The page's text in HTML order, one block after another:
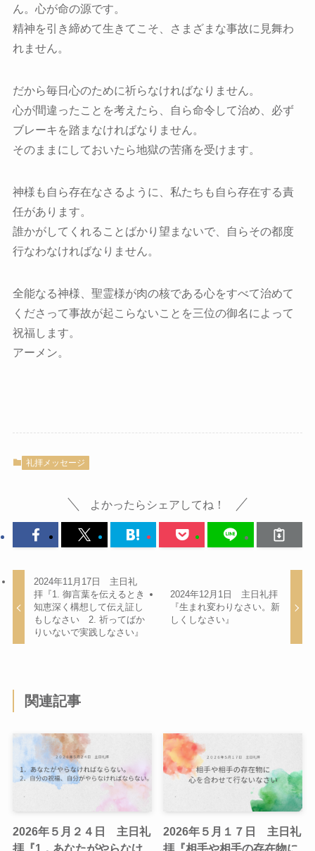
ん。心が命の源です。
精神を引き締めて生きてこそ、さまざまな事故に見舞わ
れません。
だから毎日心のために祈らなければなりません。
心が間違ったことを考えたら、自ら命令して治め、必ず
ブレーキを踏まなければなりません。
そのままにしておいたら地獄の苦痛を受けます。
神様も自ら存在なさるように、私たちも自ら存在する責
任があります。
誰かがしてくれることばかり望まないで、自らその都度
行なわなければなりません。
全能なる神様、聖霊様が肉の核である心をすべて治めて
くださって事故が起こらないことを三位の御名によって
祝福します。
アーメン。
礼拝メッセージ
よかったらシェアしてね！
2024年11月17日 主日礼
拝『1. 御言葉を伝えるとき
知恵深く構想して伝え証し
もしなさい 2. 祈ってばか
りいないで実践しなさい』
2024年12月1日 主日礼拝
『生まれ変わりなさい。新
しくしなさい』
関連記事
2026年５月２４日 主日礼
拝『1．あなたがやらなけ
2026年５月１７日 主日礼
拝『相手や相手の存在物に